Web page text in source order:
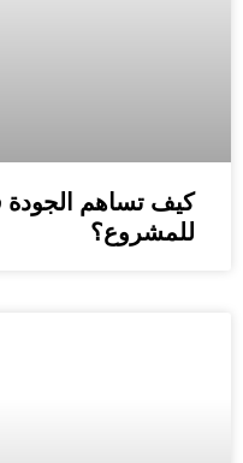
كيف تساهم الجودة في
للمشروع؟